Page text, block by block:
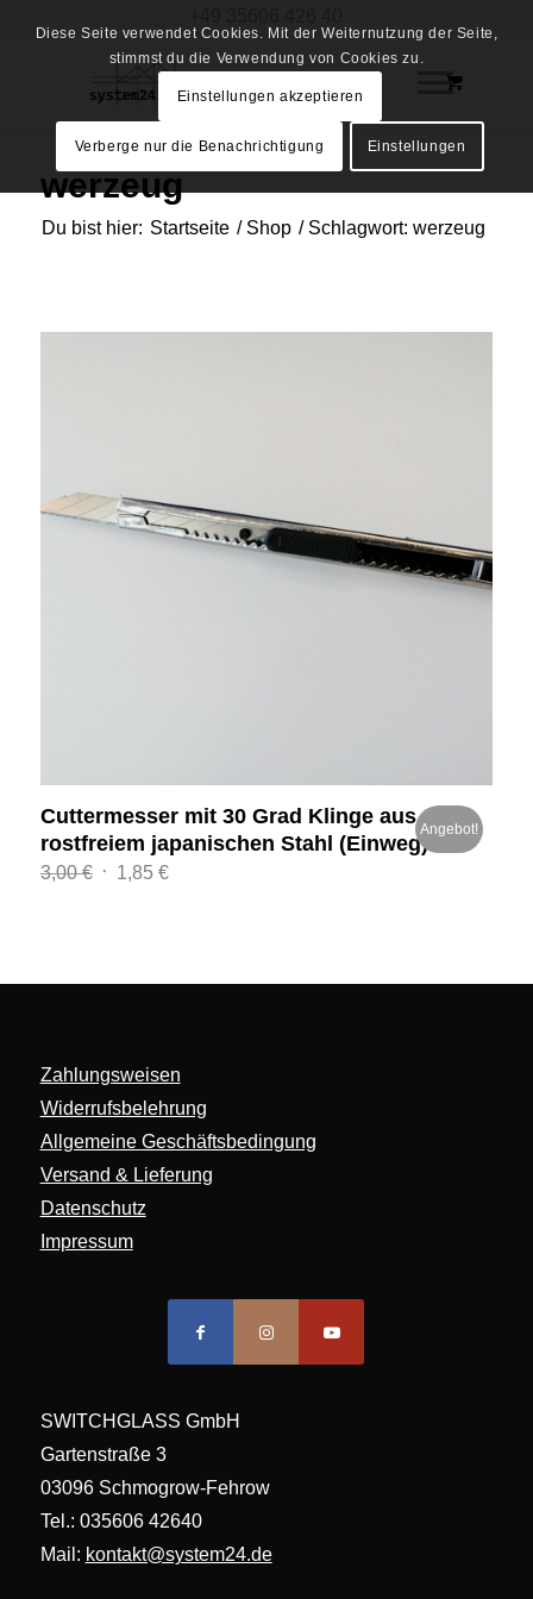
werzeug
Du bist hier: Startseite / Shop / Schlagwort: werzeug
Cuttermesser mit 30 Grad Klinge aus
rostfreiem japanischen Stahl (Einweg)
3,00€ Ursprünglicher
1,85 €Aktueller
Angebot!
Zahlungsweisen
Widerrufsbelehrung
Allgemeine Geschäftsbedingung
Versand & Lieferung
Datenschutz
Impressum
SWITCHGLASS GmbH
Gartenstraße 3
03096 Schmogrow-Fehrow
Tel.: 035606 42640
Mail: kontakt@system24.de
Diese Seite verwendet Cookies. Mit der Weiternutzung der Seite,
stimmst du die Verwendung von Cookies zu.
Einstellungen akzeptieren
Verberge nur die Benachrichtigung Einstellungen